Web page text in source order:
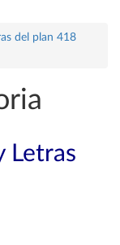
del plan 418
Letras